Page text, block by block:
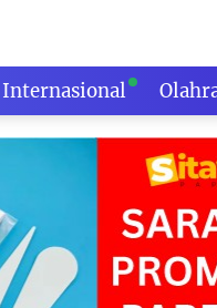
Internasional